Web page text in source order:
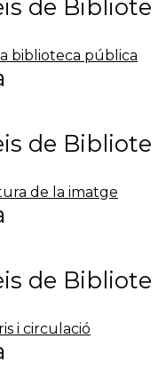
de Bibliote
biblioteca pública
de Bibliote
de la imatge
de Bibliote
i circulació